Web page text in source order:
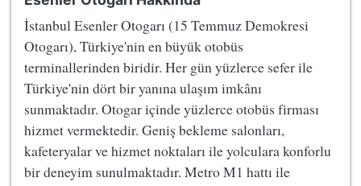
İstanbul Esenler Otogarı (15 Temmuz Demokresi
Otogarı), Türkiye'nin en büyük otobüs
terminallerinden biridir. Her gün yüzlerce sefer ile
Türkiye'nin dört bir yanına ulaşım imkânı
sunmaktadır. Otogar içinde yüzlerce otobüs firması
hizmet vermektedir. Geniş bekleme salonları,
kafeteryalar ve hizmet noktaları ile yolculara konforlu
bir deneyim sunulmaktadır. Metro M1 hattı ile